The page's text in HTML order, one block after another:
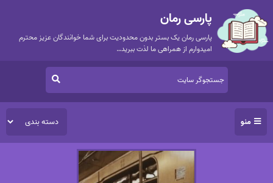
پارسی رمان
پارسی رمان یک بستر بدون محدودیت برای شما خوانندگان عزیز محترم
امیدوارم از همراهی ما لذت ببرید…
منو